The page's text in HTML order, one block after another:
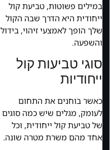
במילים פשוטות, טביעת קול
ייחודית היא הדרך שבה הקול
שלך הופך לאמצעי זיהוי, בידול
והשפעה.
סוגי טביעות קול
ייחודיות
כאשר בוחנים את התחום
לעומק, מגלים שיש כמה סוגים
של טביעת קול ייחודית, וכל
אחד מהם משרת מטרה שונה.